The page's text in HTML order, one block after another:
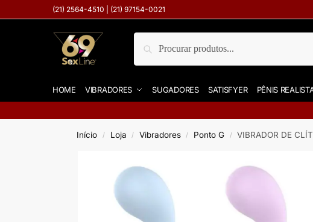
(21) 2564-4510 | (21) 97154-0021
Pesquisar
HOME VIBRADORES SUGADORES SATISFYER PÊNIS
Início / Loja / Vibradores / Ponto G / VIBRADOR DE